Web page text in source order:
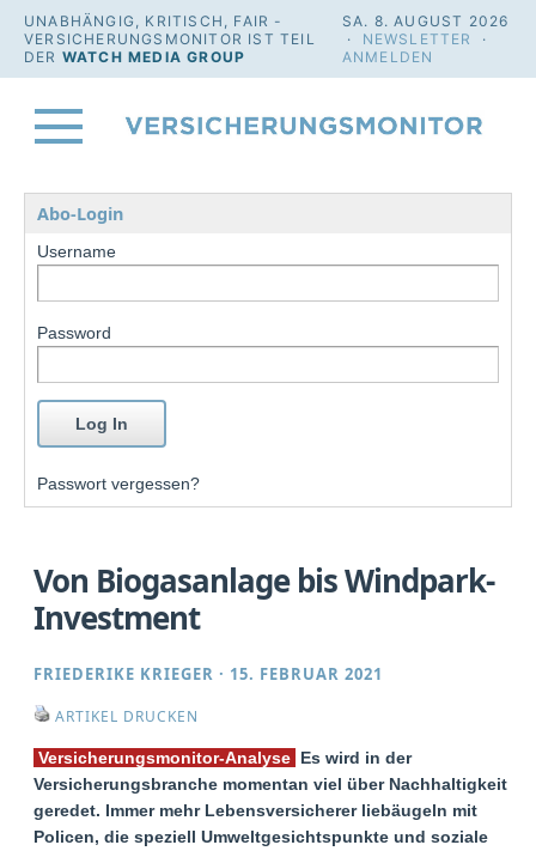
UNABHÄNGIG, KRITISCH, FAIR -
VERSICHERUNGSMONITOR IST TEIL
DER WATCH MEDIA GROUP
SA. 8. AUGUST 2026
· NEWSLETTER
·
ANMELDEN
Abo-Login
Username
Password
Passwort vergessen?
Von Biogasanlage bis Windpark-
Investment
FRIEDERIKE KRIEGER · 15. FEBRUAR 2021
ARTIKEL DRUCKEN
Versicherungsmonitor-Analyse Es wird in der
Versicherungsbranche momentan viel über Nachhaltigkeit
geredet. Immer mehr Lebensversicherer liebäugeln mit
Policen, die speziell Umweltgesichtspunkte und soziale